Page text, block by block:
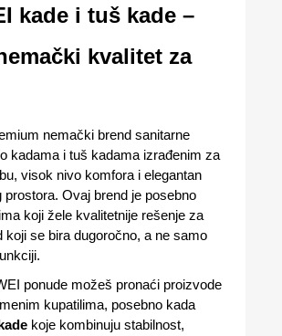
kade i tuš kade –
kvalitet za
nemački brend sanitarne
kadama i tuš kadama izrađenim za
visok nivo komfora i elegantan
prostora. Ovaj brend je posebno
koji žele kvalitetnije rešenje za
koji se bira dugoročno, a ne samo
ponude možeš pronaći proizvode
kupatilima, posebno kada
koje kombinuju stabilnost,